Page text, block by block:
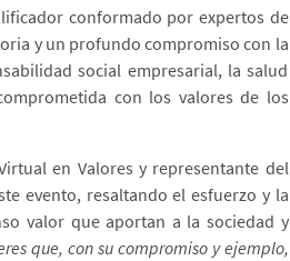
conformado por expertos de
y un profundo compromiso con la
social empresarial, la salud
con los valores de los
en Valores y representante del
evento, resaltando el esfuerzo y la
valor que aportan a la sociedad y
que, con su compromiso y ejemplo,